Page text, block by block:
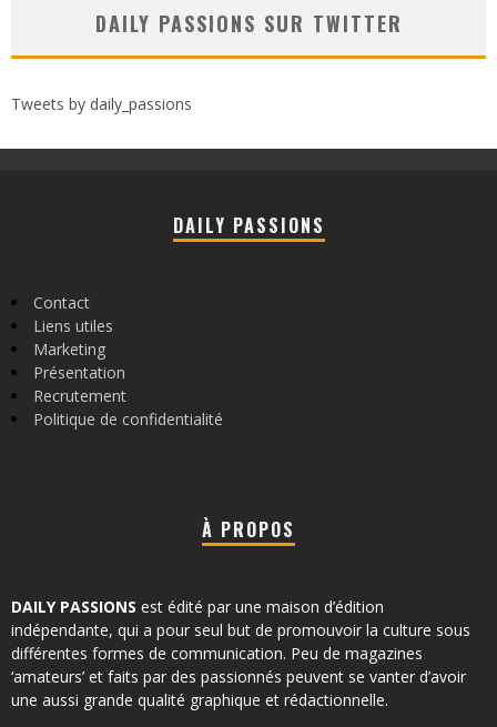
DAILY PASSIONS SUR TWITTER
Tweets by daily_passions
DAILY PASSIONS
Contact
Liens utiles
Marketing
Présentation
Recrutement
Politique de confidentialité
À PROPOS
DAILY PASSIONS est édité par une maison d’édition
indépendante, qui a pour seul but de promouvoir la culture sous
différentes formes de communication. Peu de magazines
‘amateurs’ et faits par des passionnés peuvent se vanter d’avoir
une aussi grande qualité graphique et rédactionnelle.